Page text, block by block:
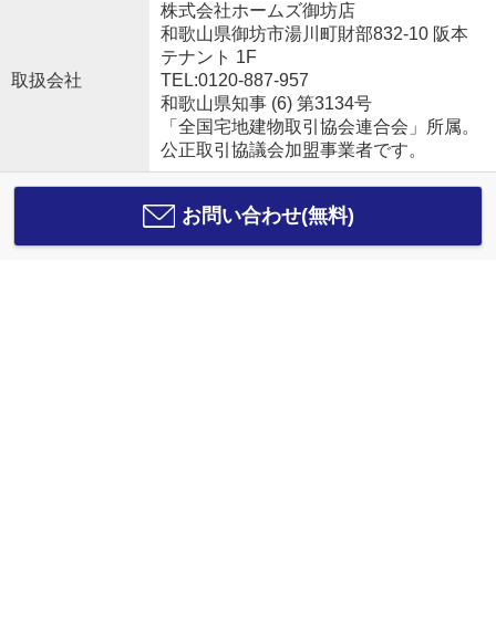
取扱会社
株式会社ホームズ御坊店
和歌山県御坊市湯川町財部832-10 阪本
テナント 1F
TEL:0120-887-957
和歌山県知事 (6) 第3134号
「全国宅地建物取引協会連合会」所属。
公正取引協議会加盟事業者です。
お問い合わせ(無料)